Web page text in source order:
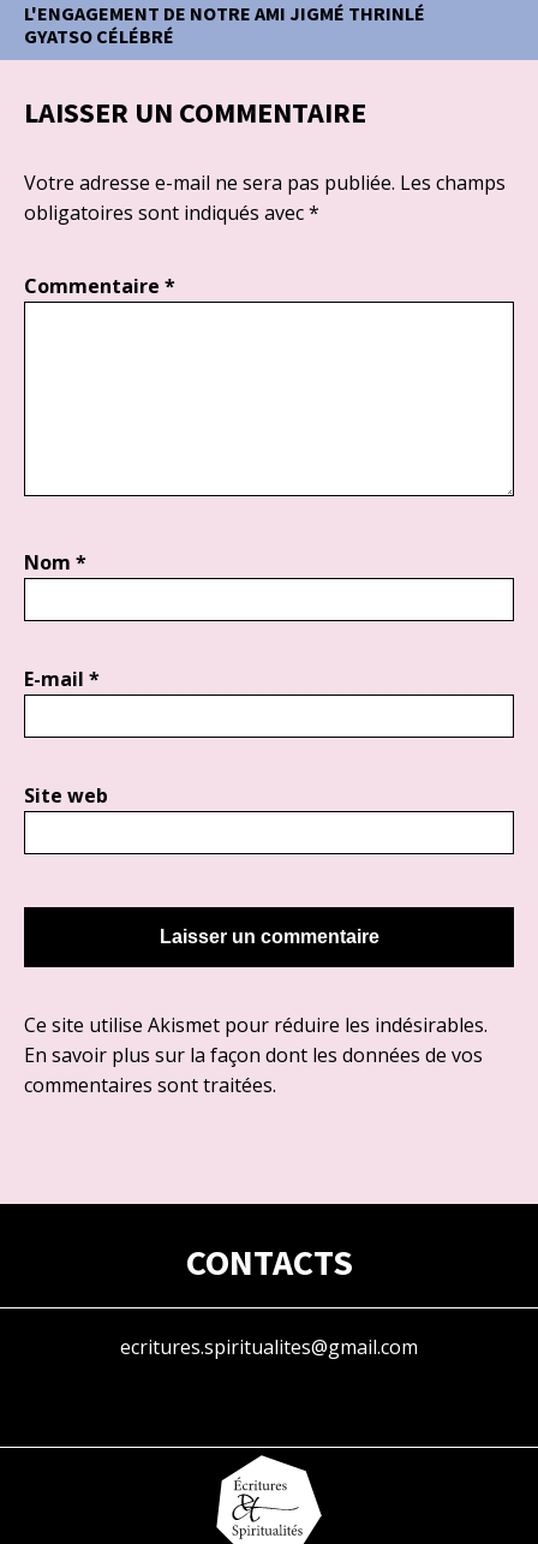
L'ENGAGEMENT DE NOTRE AMI JIGMÉ THRINLÉ
GYATSO CÉLÉBRÉ
LAISSER UN COMMENTAIRE
Votre adresse e-mail ne sera pas publiée. Les champs
obligatoires sont indiqués avec*
Commentaire *
Nom *
E-mail *
Site web
Ce site utilise Akismet pour réduire les indésirables.
En savoir plus sur la façon dont les données de vos
commentaires sont traitées.
CONTACTS
ecritures.spiritualites@gmail.com